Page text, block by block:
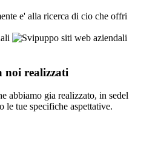
e' alla ricerca di cio che offri
noi realizzati
abbiamo gia realizzato, in sedel
le tue specifiche aspettative.